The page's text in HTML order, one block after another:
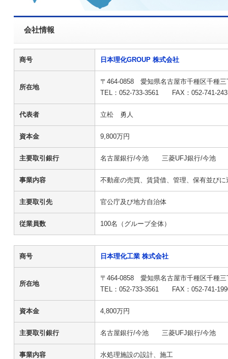
会社情報
商号 日本理化GROUP 株式会社
所在地
〒464-0858 愛知県名古屋市千種区千種三
TEL：052-733-3561
代表者 立松 勇人
資本金 9,800万円
主要取引銀行 名古屋銀行/今池 三菱UFJ銀行/今池
事業内容 不動産の売買、賃貸借、管理、保有並びに
主要取引先 官公庁及び地方自治体
従業員数 100名（グループ全体）
商号 日本理化工業 株式会社
所在地
〒464-0858 愛知県名古屋市千種区千種三
TEL：052-733-3561
資本金 4,800万円
主要取引銀行 名古屋銀行/今池 三菱UFJ銀行/今池
事業内容 水処理施設の設計、施工